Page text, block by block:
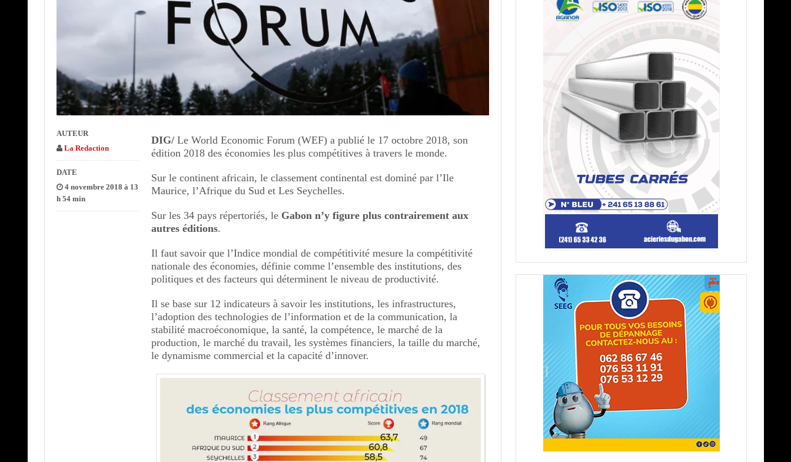
DIG/ Le World Economic Forum (WEF) a publié le 17 octobre 2018, son
édition 2018 des économies les plus compétitives à travers le monde.
Sur le continent africain, le classement continental est dominé par l’Ile
Maurice, l’Afrique du Sud et Les Seychelles.
Sur les 34 pays répertoriés, le Gabon n’y figure plus contrairement aux
autres éditions.
Il faut savoir que l’Indice mondial de compétitivité mesure la compétitivité
nationale des économies, définie comme l’ensemble des institutions, des
politiques et des facteurs qui déterminent le niveau de productivité.
Il se base sur 12 indicateurs à savoir les institutions, les infrastructures,
l’adoption des technologies de l’information et de la communication, la
stabilité macroéconomique, la santé, la compétence, le marché de la
production, le marché du travail, les systèmes financiers, la taille du marché,
le dynamisme commercial et la capacité d’innover.
AUTEUR
La Redaction
DATE
4 novembre 2018 à 13
h 54 min